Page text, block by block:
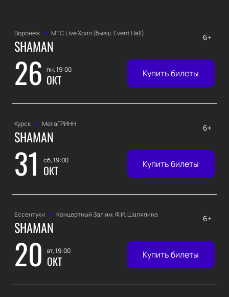
Воронеж МТС Live Холл (бывш. Event Hall)
SHAMAN
26 пн, 19:00
ОКТ
6+
Купить билеты
Курск МегаГРИНН
SHAMAN
31 сб, 19:00
ОКТ
6+
Купить билеты
Ессентуки Концертный Зал им. Ф.И. Шаляпина
SHAMAN
20 вт, 19:00
ОКТ
6+
Купить билеты